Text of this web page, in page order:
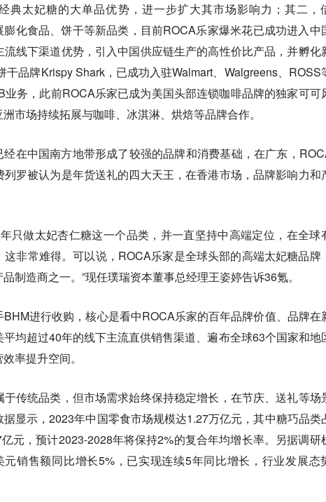
典太妃糖的大单品优势，进一步扩大其市场影响力；其二，
化食品、饼干等新品类，目前ROCA乐家爆米花已成功进入中
线下渠道优势，引入中国供应链生产的高性价比产品，并孵化
干品牌Krispy Shark，已成功入驻Walmart、Walgreens、ROSS
业务，此前ROCA乐家已成为美国头部连锁咖啡品牌的独家可可
市场持续拓展与咖啡、冰淇淋、烘焙等品牌合作。
在中国南方地带形成了较强的品牌和消费基础，在广东，
罗被认为是年货送礼的四大天王，在香港市场，品牌影响力和
只做太妃杏仁糖这一个品类，并一直坚持中高端定位，在全球
非常难得。可以说，ROCA乐家是全球头部的高端太妃糖品牌
制造商之一。”现任璞瑞资本董事总经理王姿婷告诉36氪。
进行收购，核心是看中ROCA乐家的百年品牌价值、品牌在
均超过40年的线下主流直供销售渠道、遍布全球63个国家和地
率提升空间。
传统品类，但市场需求始终保持稳定增长，在节庆、送礼等场
显示，2023年中国零食市场规模达1.27万亿元，其中糖巧品类
元，预计2023-2028年将保持2%的复合年均增长率。另据调研
销售额同比增长5%，已实现连续5年同比增长，行业发展态